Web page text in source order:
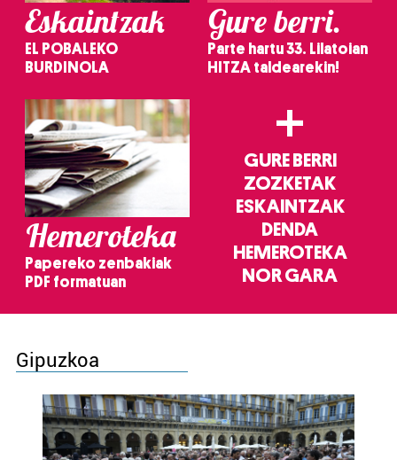
Eskaintzak
EL POBALEKO
BURDINOLA
Gure berri.
Parte hartu 33. Lilatoian
HITZA taldearekin!
Hemeroteka
Papereko zenbakiak
PDF formatuan
+
GURE BERRI
ZOZKETAK
ESKAINTZAK
DENDA
HEMEROTEKA
NOR GARA
Gipuzkoa